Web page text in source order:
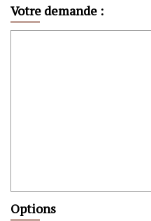
Votre demande :
Options